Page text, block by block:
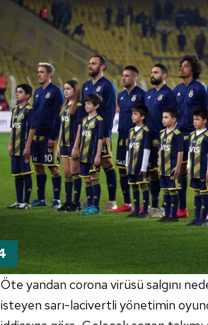
Öte yandan corona virüsü salgını
isteyen sarı-lacivertli yönetimin